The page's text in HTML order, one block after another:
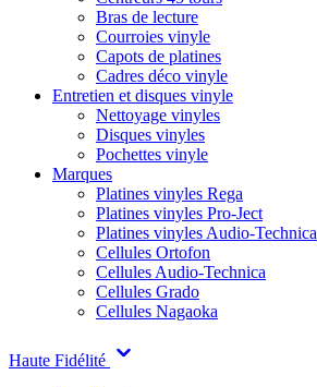
Bras de lecture
Courroies vinyle
Capots de platines
Cadres déco vinyle
Entretien et disques vinyle
Nettoyage vinyles
Disques vinyles
Pochettes vinyle
Marques
Platines vinyles Rega
Platines vinyles Pro-Ject
Platines vinyles Audio-Technica
Cellules Ortofon
Cellules Audio-Technica
Cellules Grado
Cellules Nagaoka
Haute Fidélité